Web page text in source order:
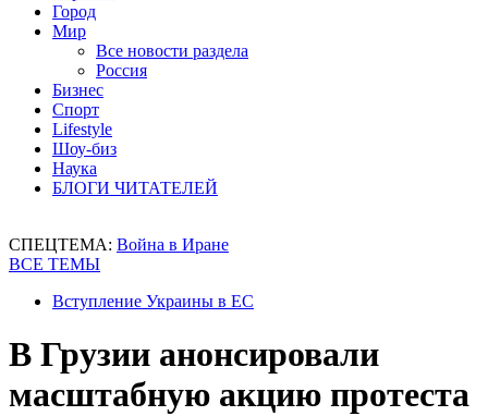
Город
Мир
Все новости раздела
Россия
Бизнес
Спорт
Lifestyle
Шоу-биз
Наука
БЛОГИ ЧИТАТЕЛЕЙ
СПЕЦТЕМА: Война в Иране
ВСЕ ТЕМЫ
Вступление Украины в ЕС
В Грузии анонсировали
масштабную акцию протеста